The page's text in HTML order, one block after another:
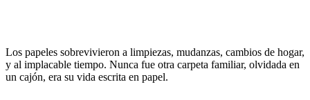
Los papeles sobrevivieron a limpiezas, mudanzas, cambios de hogar,
y al implacable tiempo. Nunca fue otra carpeta familiar, olvidada en
un cajón, era su vida escrita en papel.